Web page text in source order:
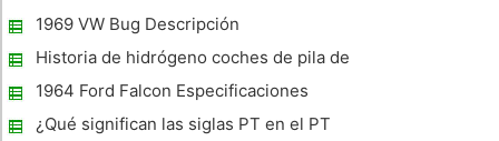
tuerca no es del tamaño adecuado, no va a encajar el perno
terminal y col
1969 VW Bug Descripción
Historia de hidrógeno coches de pila de
combustible
1964 Ford Falcon Especificaciones
¿Qué significan las siglas PT en el PT